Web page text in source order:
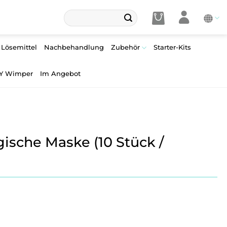
Suche
nach:
Lösemittel Nachbehandlung Zubehör Starter-Kits
Wimper Im Angebot
Maske (10 Stück /